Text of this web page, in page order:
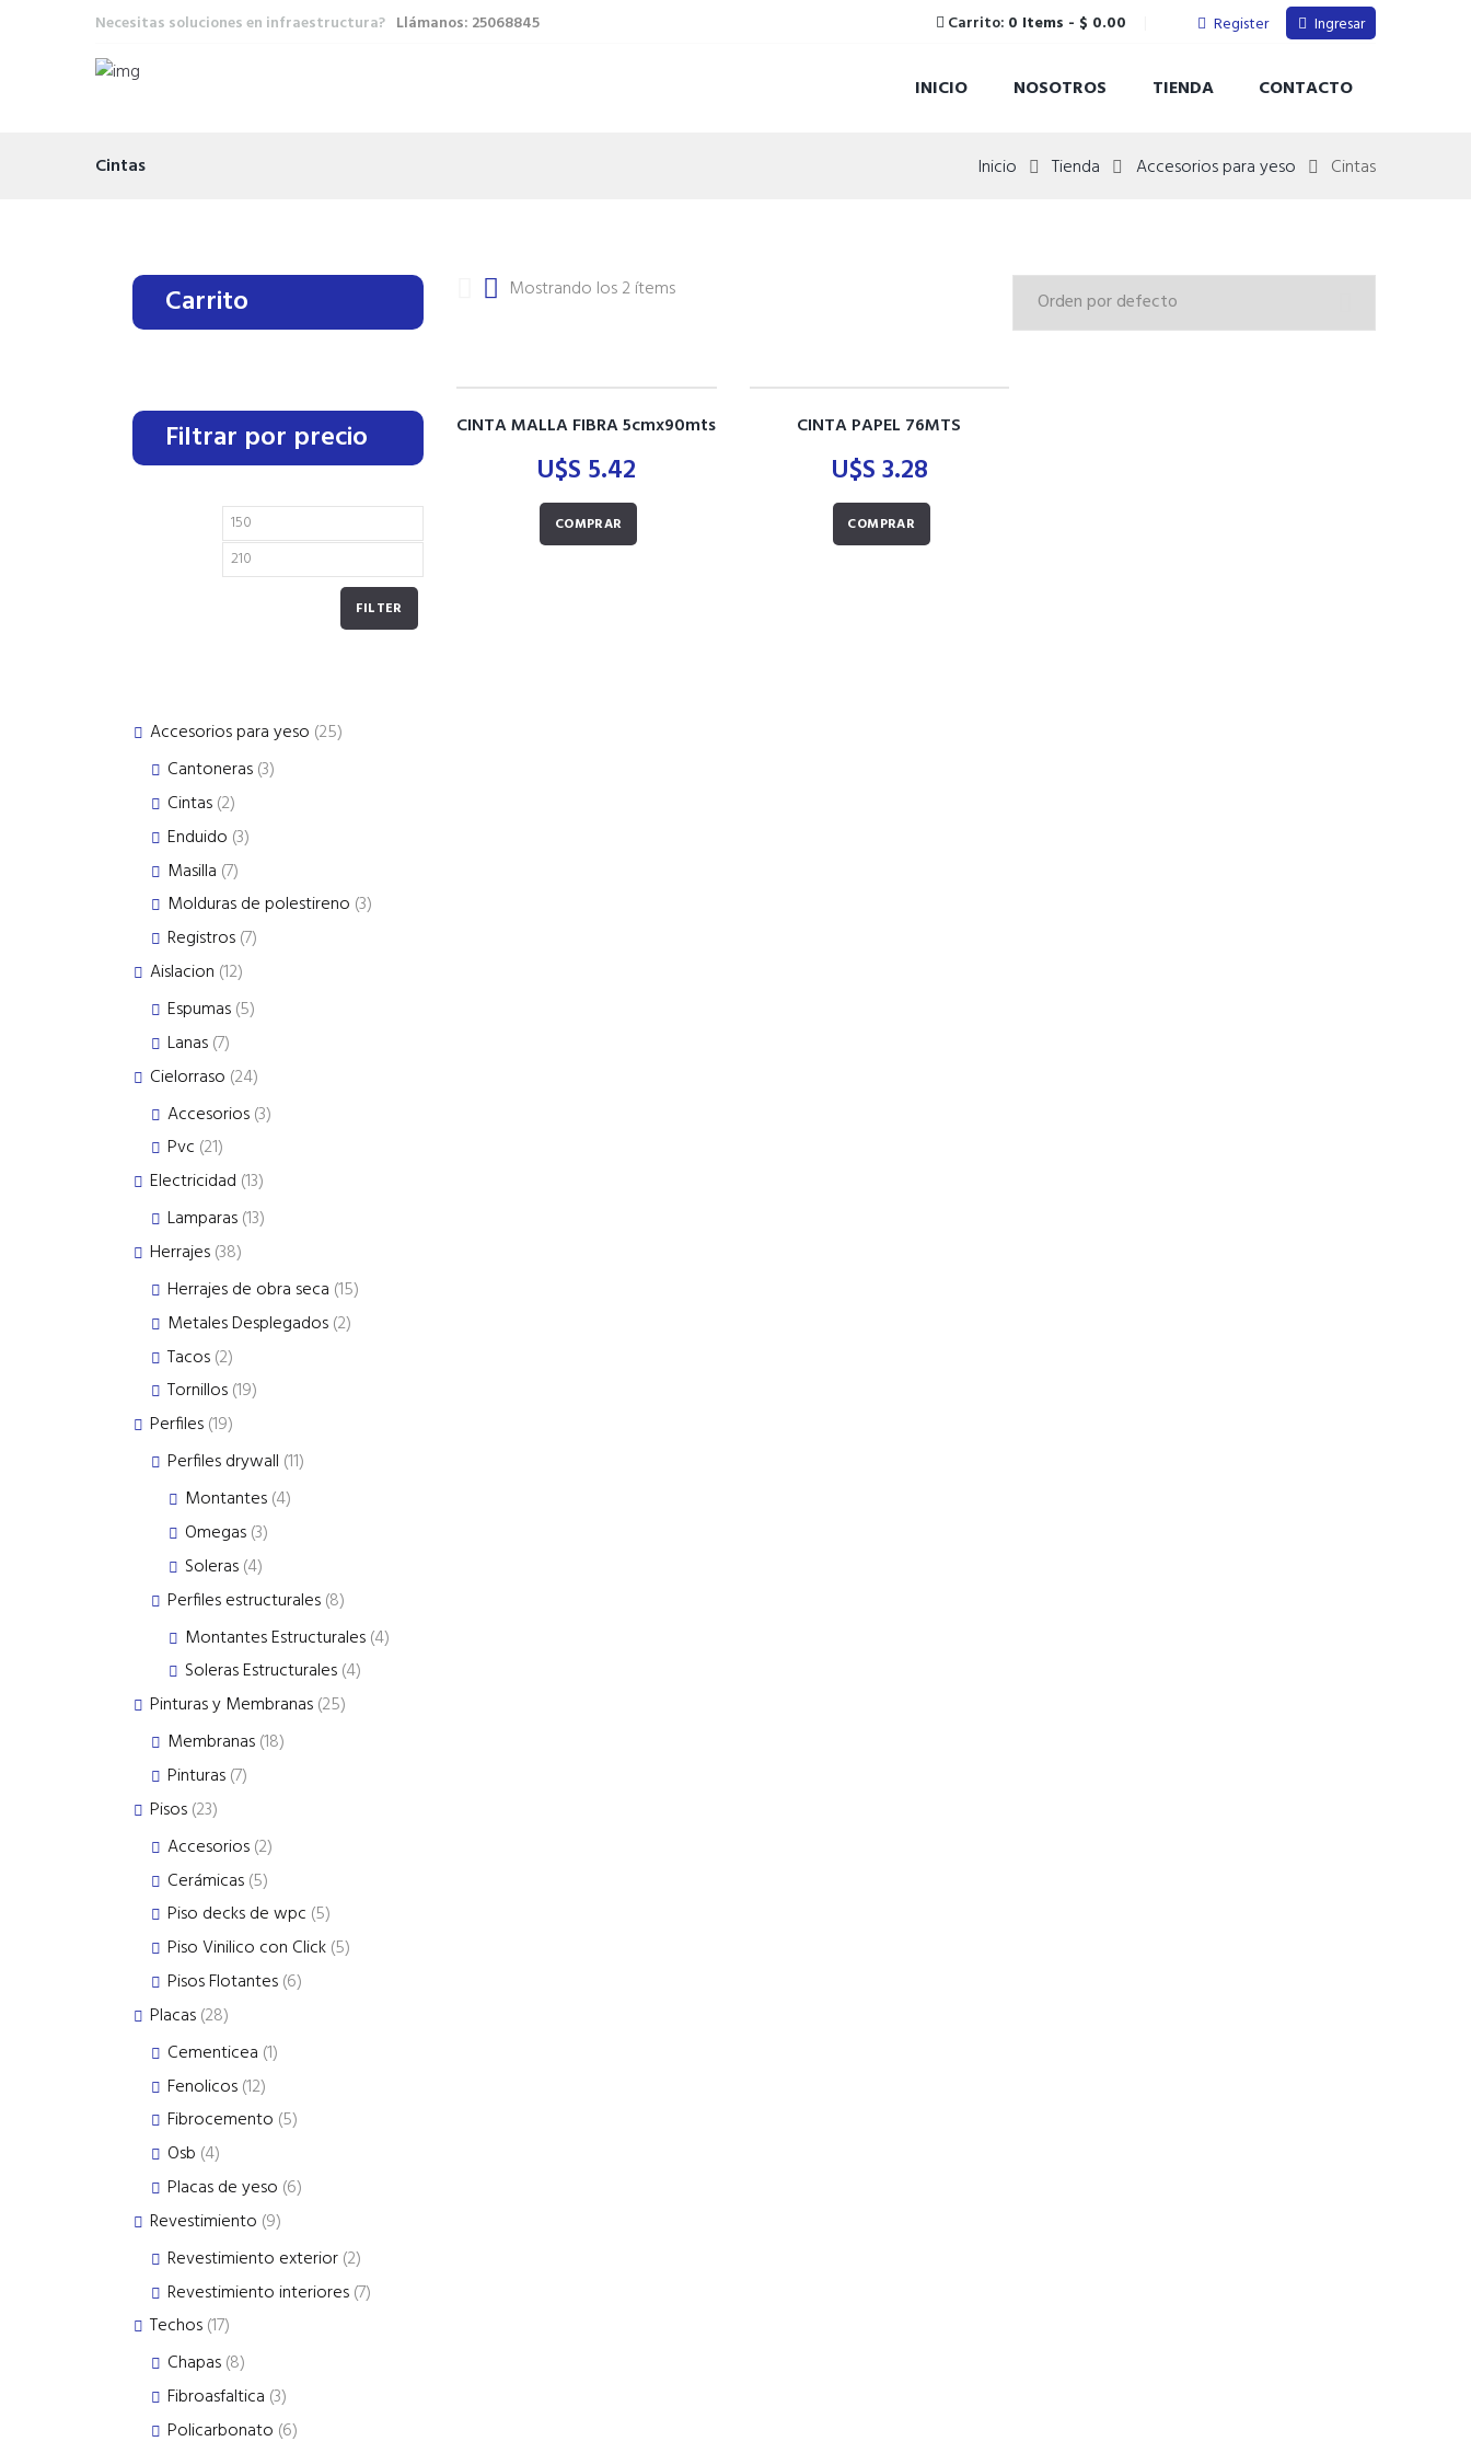
Necesitas soluciones en infraestructura? Llámanos: 25068845 Carrito: 0 Items - $ 0.00 Register Ingresar
INICIO NOSOTROS TIENDA CONTACTO
Cintas Inicio Tienda Accesorios para yeso Cintas
Mostrando los 2 ítems
CINTA MALLA FIBRA 5cmx90mts
U$S 5.42
COMPRAR
CINTA PAPEL 76MTS
U$S3.28
COMPRAR
Carrito
Filtrar por precio
FILTER
Accesorios para yeso 2525
Cantoneras 33
Cintas 22
products
Enduido 33
Masilla 77
products
Molduras de polestireno 33
Registros 77
Aislacion 1212
products
Espumas 55
Lanas 77
products
Cielorraso 2424
products
Accesorios 33
Pvc 2121
products
Electricidad 1313
products
Lamparas 1313
Herrajes 3838
products
Herrajes de obra seca 1515
Metales Desplegados 22
Tacos 22
products
Tornillos 1919
Perfiles 1919
products
Perfiles drywall 1111
Montantes 44
Omegas 33
Soleras 44
products
Perfiles estructurales 88
products
Montantes Estructurales 44
Soleras Estructurales 44
Pinturas y Membranas 2525
Membranas 1818
Pinturas 77
Pisos 2323
products
Accesorios 22
products
Cerámicas 55
products
Piso decks de wpc 55
products
Piso Vinilico con Click 55
Pisos Flotantes 66
Placas 2828
products
Cementicea 11
Fenolicos 1212
products
Fibrocemento 55
Osb 44
products
Placas de yeso 66
Revestimiento 99
products
Revestimiento exterior 22
products
Revestimiento interiores 77
Techos 1717
products
Chapas 88
products
Fibroasfaltica 33
products
Policarbonato 66